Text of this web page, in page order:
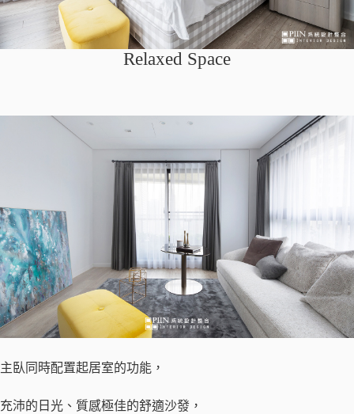
Relaxed Space
主臥同時配置起居室的功能，
充沛的日光、質感極佳的舒適沙發，